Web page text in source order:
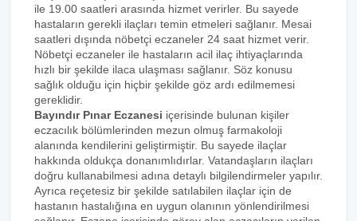
ile 19.00 saatleri arasında hizmet verirler. Bu sayede
hastaların gerekli ilaçları temin etmeleri sağlanır. Mesai
saatleri dışında nöbetçi eczaneler 24 saat hizmet verir.
Nöbetçi eczaneler ile hastaların acil ilaç ihtiyaçlarında
hızlı bir şekilde ilaca ulaşması sağlanır. Söz konusu
sağlık olduğu için hiçbir şekilde göz ardı edilmemesi
gereklidir.
Bayındır Pınar Eczanesi içerisinde bulunan kişiler
eczacılık bölümlerinden mezun olmuş farmakoloji
alanında kendilerini geliştirmiştir. Bu sayede ilaçlar
hakkında oldukça donanımlıdırlar. Vatandaşların ilaçları
doğru kullanabilmesi adına detaylı bilgilendirmeler yapılır.
Ayrıca reçetesiz bir şekilde satılabilen ilaçlar için de
hastanın hastalığına en uygun olanının yönlendirilmesi